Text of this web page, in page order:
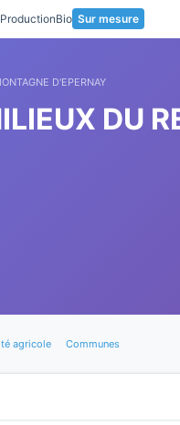
ProductionBio Sur mesure
D'EPERNAY
DU
agricole Communes